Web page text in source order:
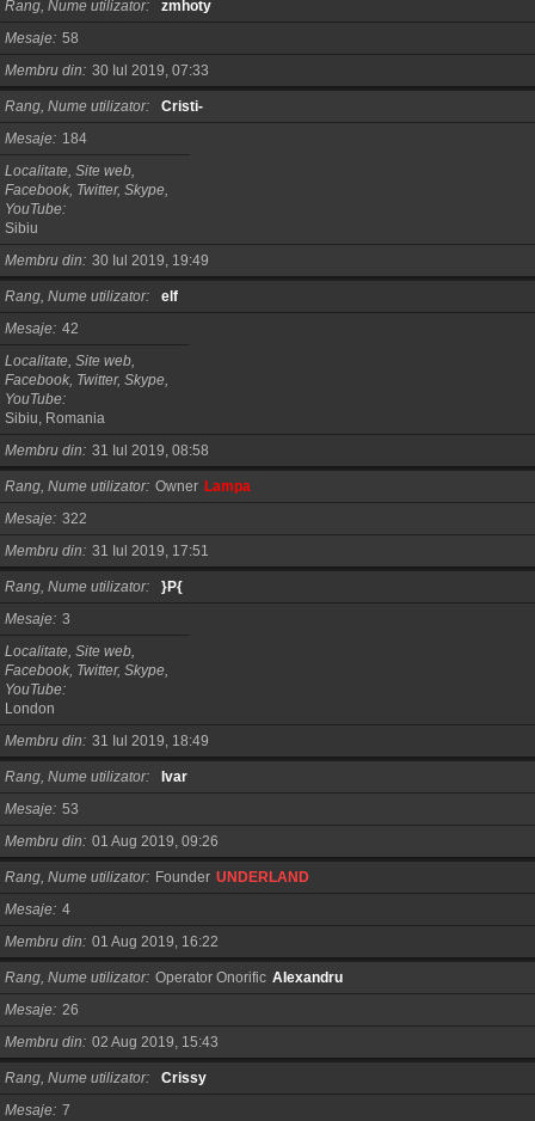
Rang, Nume utilizator
zmhoty
Mesaje 58
Membru din
30 Iul 2019, 07:33
Rang, Nume utilizator
Cristi-
Mesaje
184
Localitate, Site web,
Facebook, Twitter, Skype,
YouTube
Sibiu
Membru din
30 Iul 2019, 19:49
Rang, Nume utilizator
elf
Mesaje 42
Localitate, Site web,
Facebook, Twitter, Skype,
YouTube
Sibiu, Romania
Membru din
31 Iul 2019, 08:58
Rang, Nume utilizator Owner Lampa
Mesaje 322
Membru din
31 Iul 2019, 17:51
Rang, Nume utilizator
}P{
Mesaje 3
Localitate, Site web,
Facebook, Twitter, Skype,
YouTube
London
Membru din
31 Iul 2019, 18:49
Rang, Nume utilizator
Ivar
Mesaje 53
Membru din
01 Aug 2019, 09:26
Rang, Nume utilizator Founder UNDERLAND
Mesaje 4
Membru din
01 Aug 2019, 16:22
Rang, Nume utilizator Operator Onorific AIexandru
Mesaje
26
Membru din
02 Aug 2019, 15:43
Rang, Nume utilizator
Crissy
Mesaje 7